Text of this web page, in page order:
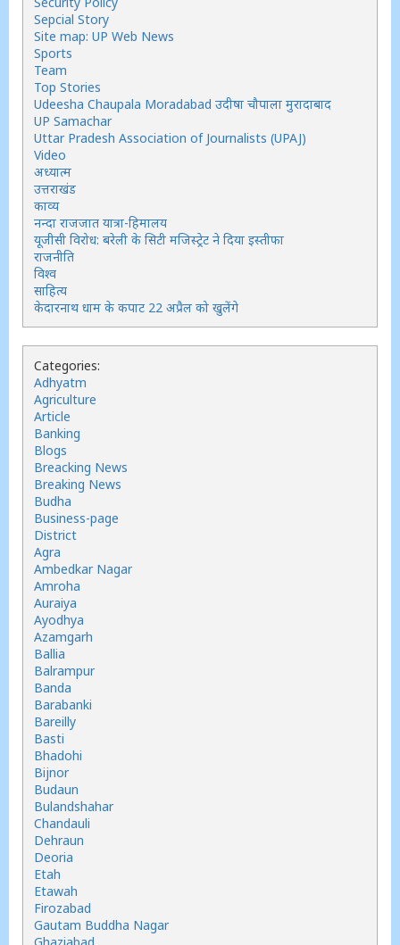
Sepcial Story
Site map: UP Web News
Sports
Team
Top Stories
Udeesha Chaupala Moradabad उदीषा चौपाला मुरादाबाद
UP Samachar
Uttar Pradesh Association of Journalists (UPAJ)
Video
अध्यात्म
उत्तराखंड
काव्य
नन्दा राजजात यात्रा-हिमालय
यूजीसी विरोध: बरेली के सिटी मजिस्ट्रेट ने दिया इस्तीफा
राजनीति
विश्व
साहित्य
केदारनाथ धाम के कपाट 22 अप्रैल को खुलेंगे
Categories:
Adhyatm
Agriculture
Article
Banking
Blogs
Breacking News
Breaking News
Budha
Business-page
District
Agra
Ambedkar Nagar
Amroha
Auraiya
Ayodhya
Azamgarh
Ballia
Balrampur
Banda
Barabanki
Bareilly
Basti
Bhadohi
Bijnor
Budaun
Bulandshahar
Chandauli
Dehraun
Deoria
Etah
Etawah
Firozabad
Gautam Buddha Nagar